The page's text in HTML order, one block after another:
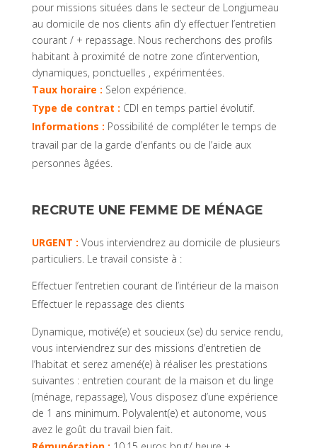
pour missions situées dans le secteur de Longjumeau
au domicile de nos clients afin d’y effectuer l’entretien
courant / + repassage. Nous recherchons des profils
habitant à proximité de notre zone d’intervention,
dynamiques, ponctuelles , expérimentées.
Taux horaire : Selon expérience.
Type de contrat : CDI en temps partiel évolutif.
Informations : Possibilité de compléter le temps de
travail par de la garde d’enfants ou de l’aide aux
personnes âgées.
RECRUTE UNE FEMME DE MÉNAGE
URGENT : Vous interviendrez au domicile de plusieurs
particuliers. Le travail consiste à :
Effectuer l’entretien courant de l’intérieur de la maison
Effectuer le repassage des clients
Dynamique, motivé(e) et soucieux (se) du service rendu,
vous interviendrez sur des missions d’entretien de
l’habitat et serez amené(e) à réaliser les prestations
suivantes : entretien courant de la maison et du linge
(ménage, repassage), Vous disposez d’une expérience
de 1 ans minimum. Polyvalent(e) et autonome, vous
avez le goût du travail bien fait.